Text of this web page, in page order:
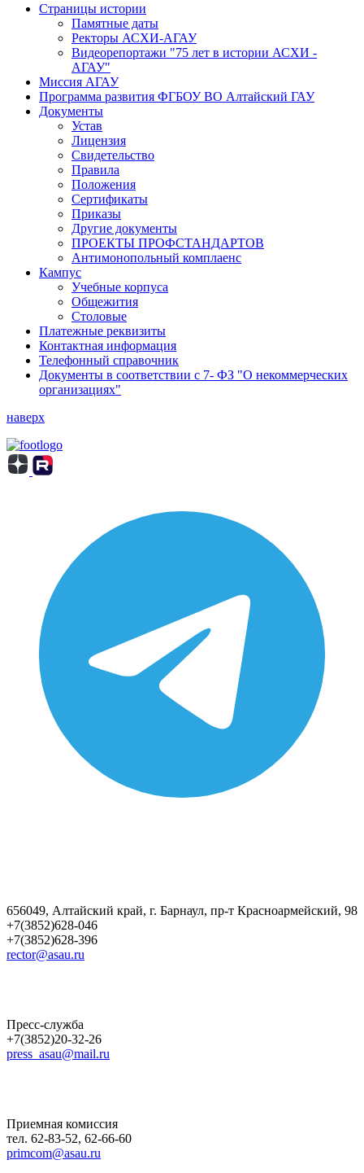
Страницы истории
Памятные даты
Ректоры АСХИ-АГАУ
Видеорепортажи "75 лет в истории АСХИ -
АГАУ"
Миссия АГАУ
Программа развития ФГБОУ ВО Алтайский ГАУ
Документы
Устав
Лицензия
Свидетельство
Правила
Положения
Сертификаты
Приказы
Другие документы
ПРОЕКТЫ ПРОФСТАНДАРТОВ
Антимонопольный комплаенс
Кампус
Учебные корпуса
Общежития
Столовые
Платежные реквизиты
Контактная информация
Телефонный справочник
Документы в соответствии с 7- ФЗ "О некоммерческих
организациях"
наверх
656049, Алтайский край, г. Барнаул, пр-т Красноармейский, 98
+7(3852)628-046
+7(3852)628-396
rector@asau.ru
Пресс-служба
+7(3852)20-32-26
press_asau@mail.ru
Приемная комиссия
тел. 62-83-52, 62-66-60
primcom@asau.ru